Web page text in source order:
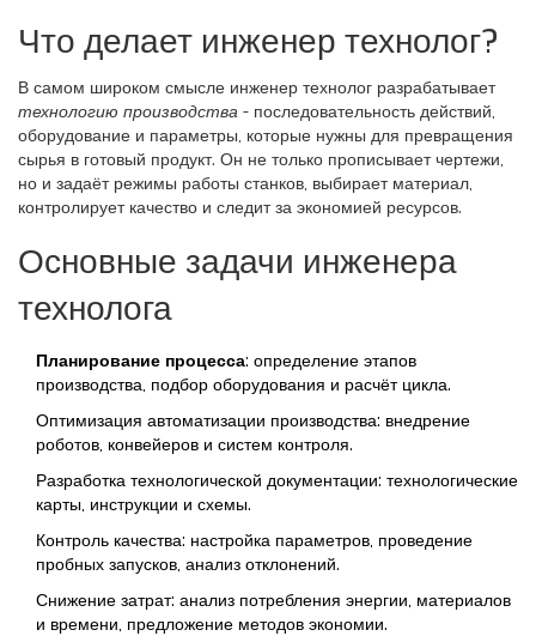
Что делает инженер технолог?
В самом широком смысле инженер технолог разрабатывает
технологию производства - последовательность действий,
оборудование и параметры, которые нужны для превращения
сырья в готовый продукт. Он не только прописывает чертежи,
но и задаёт режимы работы станков, выбирает материал,
контролирует качество и следит за экономией ресурсов.
Основные задачи инженера
технолога
Планирование процесса: определение этапов
производства, подбор оборудования и расчёт цикла.
Оптимизация автоматизации производства: внедрение
роботов, конвейеров и систем контроля.
Разработка технологической документации: технологические
карты, инструкции и схемы.
Контроль качества: настройка параметров, проведение
пробных запусков, анализ отклонений.
Снижение затрат: анализ потребления энергии, материалов
и времени, предложение методов экономии.